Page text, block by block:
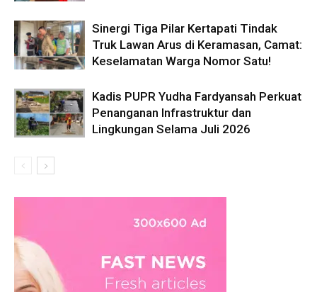
Sinergi Tiga Pilar Kertapati Tindak
Truk Lawan Arus di Keramasan, Camat:
Keselamatan Warga Nomor Satu!
Kadis PUPR Yudha Fardyansah Perkuat
Penanganan Infrastruktur dan
Lingkungan Selama Juli 2026